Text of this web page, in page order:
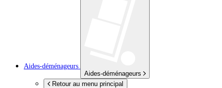
Aides-déménageurs
Aides-déménageurs
Retour au menu principal